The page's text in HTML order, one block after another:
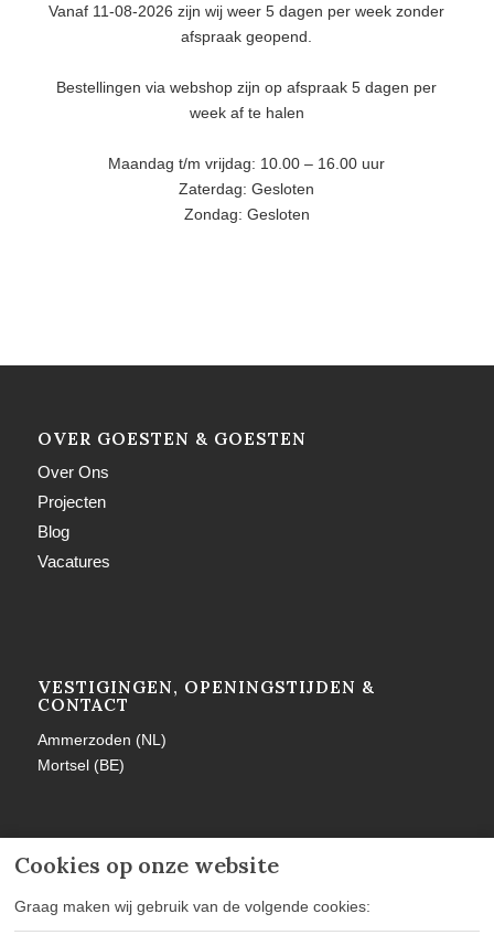
Cookies op onze website
Graag maken wij gebruik van de volgende cookies:
Vanaf 11-08-2026 zijn wij weer 5 dagen per week zonder
afspraak geopend.
Bestellingen via webshop zijn op afspraak 5 dagen per
week af te halen
Maandag t/m vrijdag: 10.00 – 16.00 uur
Zaterdag: Gesloten
Zondag: Gesloten
OVER GOESTEN & GOESTEN
Over Ons
Projecten
Blog
Vacatures
VESTIGINGEN, OPENINGSTIJDEN &
CONTACT
Ammerzoden (NL)
Mortsel (BE)
MEER INFORMATIE